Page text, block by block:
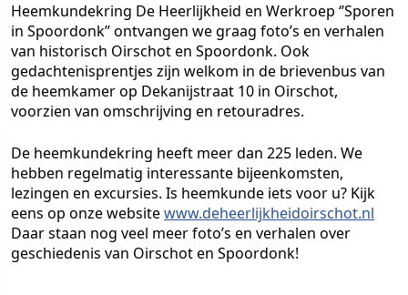
Heemkundekring De Heerlijkheid en Werkroep ‘’Sporen
in Spoordonk’’ ontvangen we graag foto’s en verhalen
van historisch Oirschot en Spoordonk. Ook
gedachtenisprentjes zijn welkom in de brievenbus van
de heemkamer op Dekanijstraat 10 in Oirschot,
voorzien van omschrijving en retouradres.
De heemkundekring heeft meer dan 225 leden. We
hebben regelmatig interessante bijeenkomsten,
lezingen en excursies. Is heemkunde iets voor u? Kijk
eens op onze websitewww.deheerlijkheidoirschot.nl
Daar staan nog veel meer foto’s en verhalen over
geschiedenis van Oirschot en Spoordonk!